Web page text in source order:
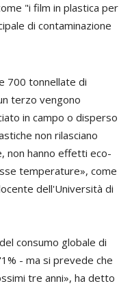
"i film in plastica per
di contaminazione
700 tonnellate di
terzo vengono
in campo o disperso
non rilasciano
non hanno effetti eco-
temperature», come
dell'Università di
consumo globale di
- ma si prevede che
tre anni», ha detto